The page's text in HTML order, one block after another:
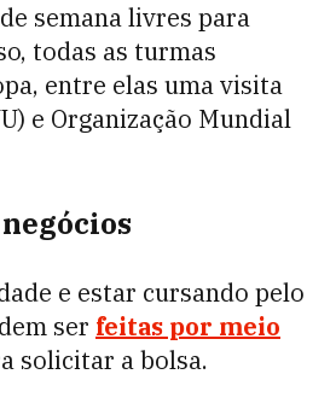
semana livres para
todas as turmas
entre elas uma visita
e Organização Mundial
e estar cursando pelo
ser feitas por meio
solicitar a bolsa.